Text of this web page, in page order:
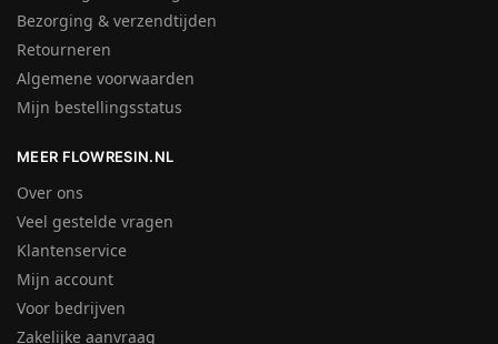
Bezorging & verzendtijden
Retourneren
Algemene voorwaarden
Mijn bestellingsstatus
MEER FLOWRESIN.NL
Over ons
Veel gestelde vragen
Klantenservice
Mijn account
Voor bedrijven
Zakelijke aanvraag